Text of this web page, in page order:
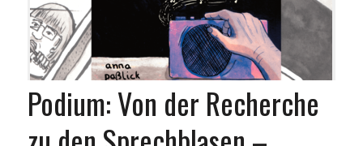
Podium: Von der Recherche